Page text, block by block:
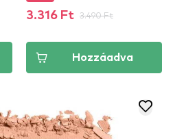
3.316 Ft 3.490 Ft
Hozzáadva